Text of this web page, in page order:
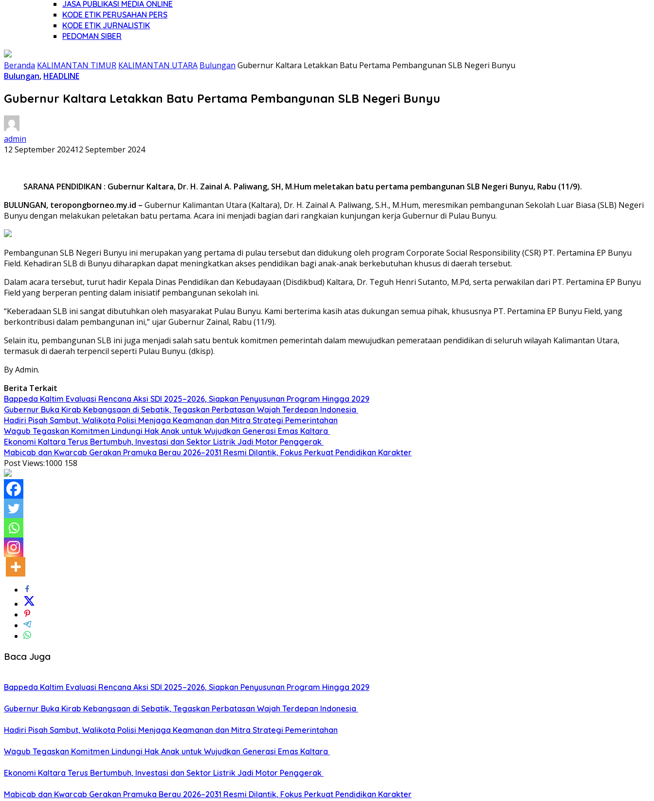
JASA PUBLIKASI MEDIA ONLINE
KODE ETIK PERUSAHAN PERS
KODE ETIK JURNALISTIK
PEDOMAN SIBER
Beranda KALIMANTAN TIMUR KALIMANTAN UTARA Bulungan Gubernur Kaltara Letakkan Batu Pertama Pembangunan SLB Negeri Bunyu
Bulungan, HEADLINE
Gubernur Kaltara Letakkan Batu Pertama Pembangunan SLB Negeri Bunyu
admin
12 September 202412 September 2024
SARANA PENDIDIKAN : Gubernur Kaltara, Dr. H. Zainal A. Paliwang, SH, M.Hum meletakan batu pertama pembangunan SLB Negeri Bunyu, Rabu (11/9).
BULUNGAN, teropongborneo.my.id – Gubernur Kalimantan Utara (Kaltara), Dr. H. Zainal A. Paliwang, S.H., M.Hum, meresmikan pembangunan Sekolah Luar Biasa (SLB) Negeri
Bunyu dengan melakukan peletakan batu pertama. Acara ini menjadi bagian dari rangkaian kunjungan kerja Gubernur di Pulau Bunyu.
Pembangunan SLB Negeri Bunyu ini merupakan yang pertama di pulau tersebut dan didukung oleh program Corporate Social Responsibility (CSR) PT. Pertamina EP Bunyu
Field. Kehadiran SLB di Bunyu diharapkan dapat meningkatkan akses pendidikan bagi anak-anak berkebutuhan khusus di daerah tersebut.
Dalam acara tersebut, turut hadir Kepala Dinas Pendidikan dan Kebudayaan (Disdikbud) Kaltara, Dr. Teguh Henri Sutanto, M.Pd, serta perwakilan dari PT. Pertamina EP Bunyu
Field yang berperan penting dalam inisiatif pembangunan sekolah ini.
“Keberadaan SLB ini sangat dibutuhkan oleh masyarakat Pulau Bunyu. Kami berterima kasih atas dukungan semua pihak, khususnya PT. Pertamina EP Bunyu Field, yang
berkontribusi dalam pembangunan ini,” ujar Gubernur Zainal, Rabu (11/9).
Selain itu, pembangunan SLB ini juga menjadi salah satu bentuk komitmen pemerintah dalam mewujudkan pemerataan pendidikan di seluruh wilayah Kalimantan Utara,
termasuk di daerah terpencil seperti Pulau Bunyu. (dkisp).
By Admin.
Berita Terkait
Bappeda Kaltim Evaluasi Rencana Aksi SDI 2025–2026, Siapkan Penyusunan Program Hingga 2029
Gubernur Buka Kirab Kebangsaan di Sebatik, Tegaskan Perbatasan Wajah Terdepan Indonesia
Hadiri Pisah Sambut, Walikota Polisi Menjaga Keamanan dan Mitra Strategi Pemerintahan
Wagub Tegaskan Komitmen Lindungi Hak Anak untuk Wujudkan Generasi Emas Kaltara
Ekonomi Kaltara Terus Bertumbuh, Investasi dan Sektor Listrik Jadi Motor Penggerak
Mabicab dan Kwarcab Gerakan Pramuka Berau 2026–2031 Resmi Dilantik, Fokus Perkuat Pendidikan Karakter
Post Views:1000 158
Baca Juga
Bappeda Kaltim Evaluasi Rencana Aksi SDI 2025–2026, Siapkan Penyusunan Program Hingga 2029
Gubernur Buka Kirab Kebangsaan di Sebatik, Tegaskan Perbatasan Wajah Terdepan Indonesia
Hadiri Pisah Sambut, Walikota Polisi Menjaga Keamanan dan Mitra Strategi Pemerintahan
Wagub Tegaskan Komitmen Lindungi Hak Anak untuk Wujudkan Generasi Emas Kaltara
Ekonomi Kaltara Terus Bertumbuh, Investasi dan Sektor Listrik Jadi Motor Penggerak
Mabicab dan Kwarcab Gerakan Pramuka Berau 2026–2031 Resmi Dilantik, Fokus Perkuat Pendidikan Karakter